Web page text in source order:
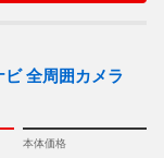
ビ 全周囲カメラ
本体価格